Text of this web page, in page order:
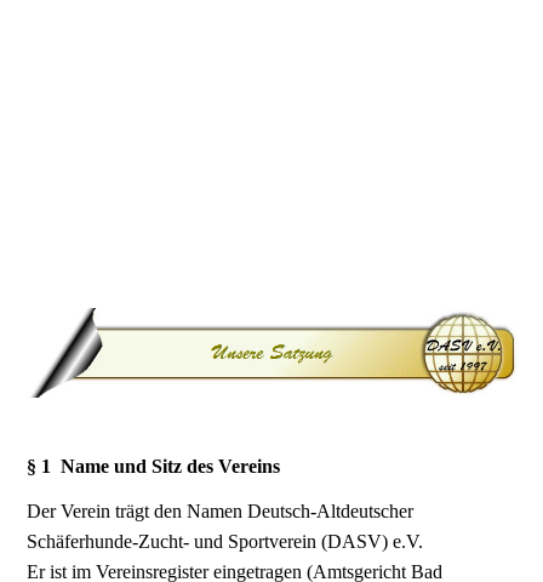
§ 1 Name und Sitz des Vereins
Der Verein trägt den Namen Deutsch-Altdeutscher
Schäferhunde-Zucht- und Sportverein (DASV) e.V.
Er ist im Vereinsregister eingetragen (Amtsgericht Bad